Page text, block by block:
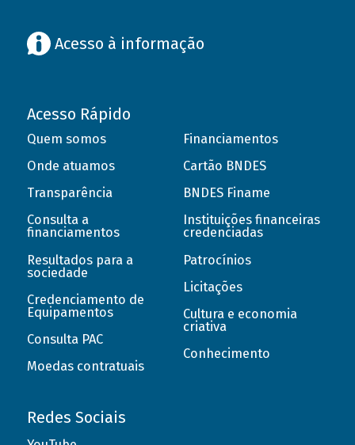
Acesso à informação
Acesso Rápido
Quem somos
Onde atuamos
Transparência
Consulta a
financiamentos
Resultados para a
sociedade
Credenciamento de
Equipamentos
Consulta PAC
Moedas contratuais
Financiamentos
Cartão BNDES
BNDES Finame
Instituições financeiras
credenciadas
Patrocínios
Licitações
Cultura e economia
criativa
Conhecimento
Redes Sociais